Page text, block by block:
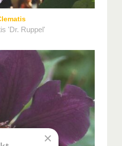
'Dr. Ruppel'
×